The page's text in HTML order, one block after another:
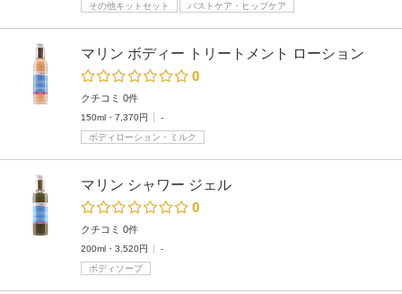
その他キットセット
バストケア・ヒップケア
マリン ボディー トリートメント ローション
0
クチコミ 0件
150ml・7,370円
-
ボディローション・ミルク
マリン シャワー ジェル
0
クチコミ 0件
200ml・3,520円
-
ボディソープ